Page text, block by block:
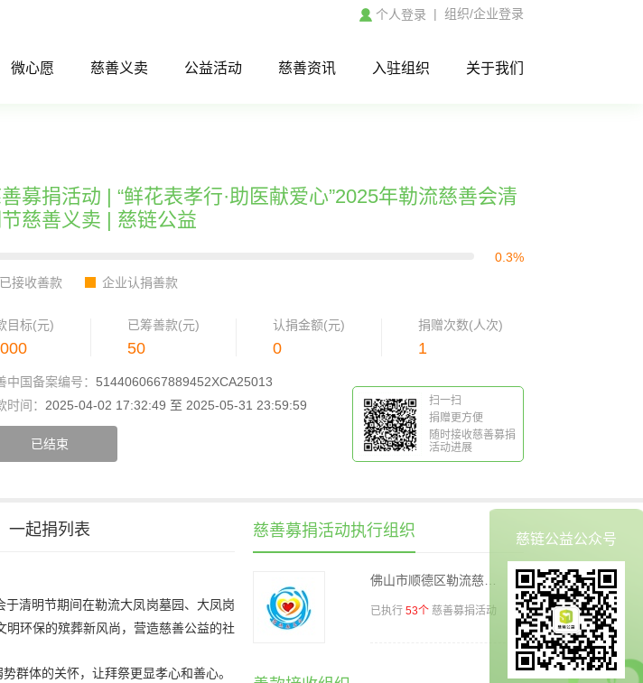
个人登录 | 组织/企业登录
微心愿 慈善义卖 公益活动 慈善资讯 入驻组织 关于我们
募捐活动 | “鲜花表孝行·助医献爱心”2025年勒流慈善会清
慈善义卖 | 慈链公益
0.3%
已接收善款
企业认捐善款
目标(元) 已筹善款(元)
50
认捐金额(元)
0
捐赠次数(人次)
1
中国备案编号： 5144060667889452XCA25013
时间： 2025-04-02 17:32:49 至 2025-05-31 23:59:59
已结束
扫一扫
捐赠更方便
随时接收慈善募捐
活动进展
一起捐列表
清明节期间在勒流大凤岗墓园、大凤岗
明环保的殡葬新风尚，营造慈善公益的社
群体的关怀，让拜祭更显孝心和善心。
慈善募捐活动执行组织
已执行 53个 慈善募捐活动
慈链公益公众号